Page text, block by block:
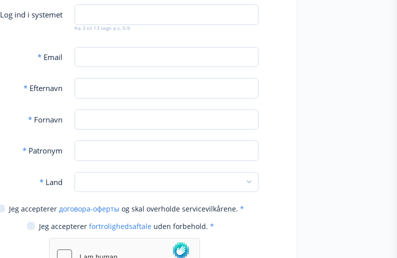
Log ind i systemet
fra 3 til 13 tegn a-z, 0-9
*Email
*Efternavn
*Fornavn
*Patronym
*Land
Jeg accepterer договора-оферты og skal overholde servicevilkårene. *
Jeg accepterer fortrolighedsaftale uden forbehold. *